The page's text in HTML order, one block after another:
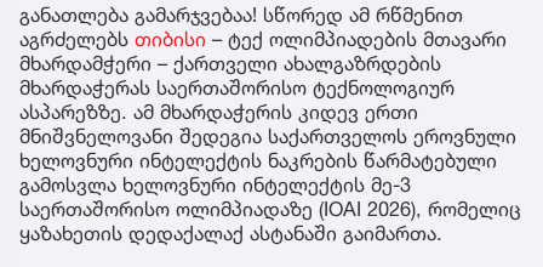
განათლება გამარჯვებაა! სწორედ ამ რწმენით
აგრძელებს თიბისი – ტექ ოლიმპიადების მთავარი
მხარდამჭერი – ქართველი ახალგაზრდების
მხარდაჭერას საერთაშორისო ტექნოლოგიურ
ასპარეზზე. ამ მხარდაჭერის კიდევ ერთი
მნიშვნელოვანი შედეგია საქართველოს ეროვნული
ხელოვნური ინტელექტის ნაკრების წარმატებული
გამოსვლა ხელოვნური ინტელექტის მე-3
საერთაშორისო ოლიმპიადაზე (IOAI 2026), რომელიც
ყაზახეთის დედაქალაქ ასტანაში გაიმართა.